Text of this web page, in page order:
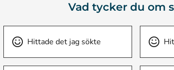
Vad tycker du om
Hittade det jag sökte